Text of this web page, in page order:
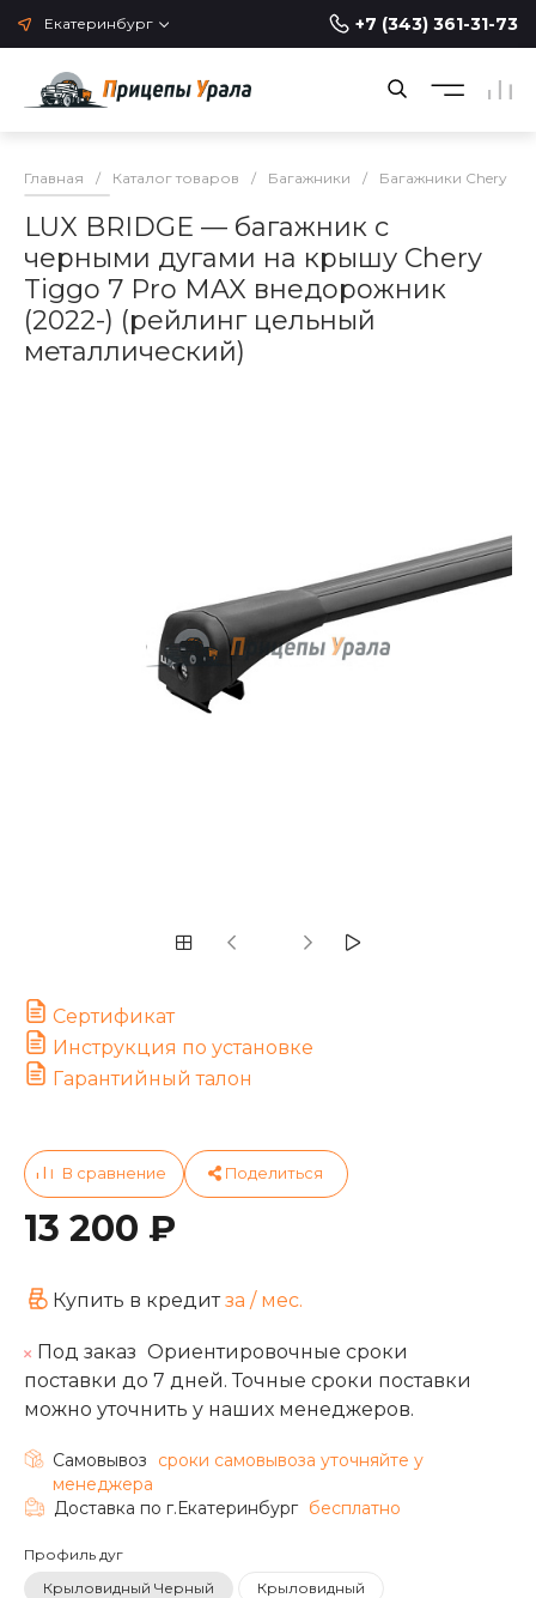
Екатеринбург +7 (343) 361-31-73
Главная / Каталог товаров / Багажники / Багажники Chery
LUX BRIDGE — багажник с
черными дугами на крышу Chery
Tiggo 7 Pro MAX внедорожник
(2022-) (рейлинг цельный
металлический)
Сертификат
Инструкция по установке
Гарантийный талон
13 200 ₽
Купить в кредитза / мес.
Под заказ Ориентировочные сроки
поставки до 7 дней. Точные сроки поставки
можно уточнить у наших менеджеров.
Самовывоз
cроки самовывоза уточняйте у
менеджера
Доставка по г.Екатеринбург бесплатно
Профиль дуг
Крыловидный Черный
Крыловидный